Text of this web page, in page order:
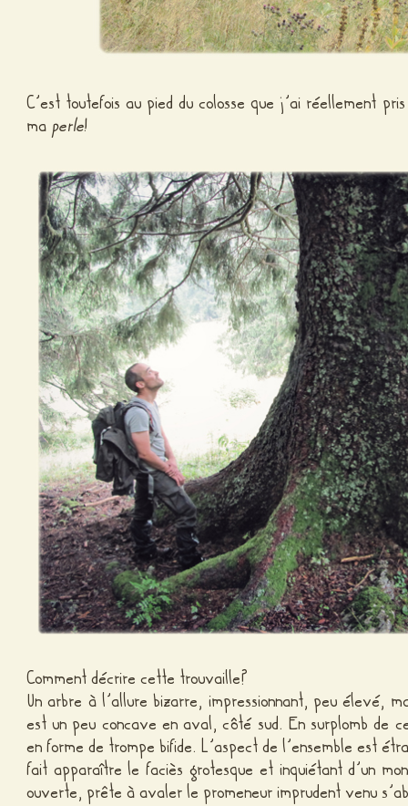
C’est toutefois au pied du colosse que j’ai réellement
ma perle!
Comment décrire cette trouvaille?
Un arbre à l’allure bizarre, impressionnant, peu élevé,
est un peu concave en aval, côté sud. En surplomb de
en forme de trompe bifide. L’aspect de l’ensemble est
fait apparaître le faciès grotesque et inquiétant d’un
ouverte, prête à avaler le promeneur imprudent venu